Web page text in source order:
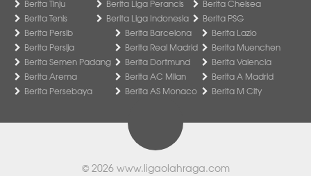
Berita Tinju
Berita Tenis
Berita Liga Perancis
Berita Liga Indonesia
Berita Chelsea
Berita PSG
Berita Persib
Berita Persija
Berita Semen Padang
Berita Arema
Berita Persebaya
Berita Barcelona
Berita Real Madrid
Berita Dortmund
Berita AC Milan
Berita AS Monaco
Berita Lazio
Berita Muenchen
Berita Valencia
Berita A Madrid
Berita M City
© 2026 www.ligaolahraga.com